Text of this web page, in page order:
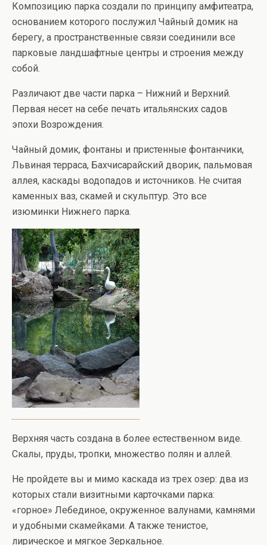
Композицию парка создали по принципу амфитеатра,
основанием которого послужил Чайный домик на
берегу, а пространственные связи соединили все
парковые ландшафтные центры и строения между
собой.
Различают две части парка – Нижний и Верхний.
Первая несет на себе печать итальянских садов
эпохи Возрождения.
Чайный домик, фонтаны и пристенные фонтанчики,
Львиная терраса, Бахчисарайский дворик, пальмовая
аллея, каскады водопадов и источников. Не считая
каменных ваз, скамей и скульптур. Это все
изюминки Нижнего парка.
Верхняя часть создана в более естественном виде.
Скалы, пруды, тропки, множество полян и аллей.
Не пройдете вы и мимо каскада из трех озер: два из
которых стали визитными карточками парка:
«горное» Лебединое, окруженное валунами, камнями
и удобными скамейками. А также тенистое,
лирическое и мягкое Зеркальное.